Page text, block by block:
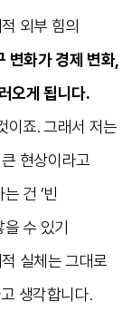
외부 힘의
변화가 경제 변화,
오게 됩니다.
이죠. 그래서 저는
현상이라고
건 ‘빈
수 있기
실체는 그대로
생각합니다.